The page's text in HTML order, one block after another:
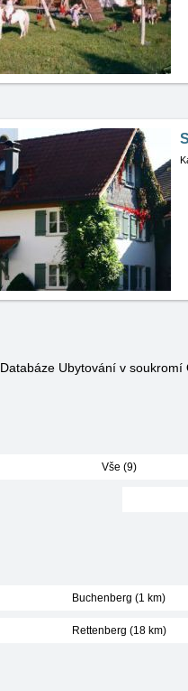
Databáze Ubytování v
Vše (9)
Buchenberg (1 km)
Rettenberg (18 km)